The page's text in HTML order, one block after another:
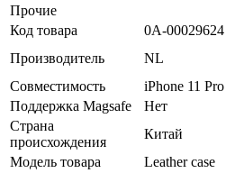
Прочие
Код товара
0А-00029624
Производитель
NL
Совместимость
iPhone 11 Pro
Поддержка Magsafe
Нет
Страна
происхождения
Китай
Модель товара
Leather case